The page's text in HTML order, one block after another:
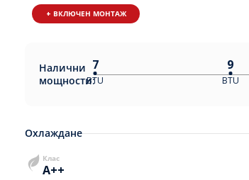
+ ВКЛЮЧЕН МОНТАЖ
Налични
мощности:
7
BTU
9
BTU
Охлаждане
Клас
A++